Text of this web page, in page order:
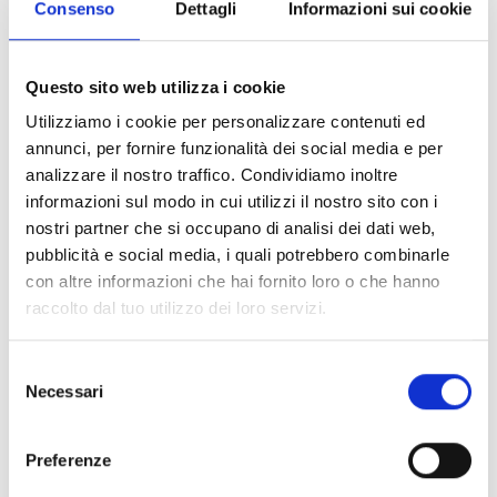
Consenso Dettagli Informazioni sui cookie
Questo sito web utilizza i cookie
Utilizziamo i cookie per personalizzare contenuti ed
annunci, per fornire funzionalità dei social media e per
analizzare il nostro traffico. Condividiamo inoltre
informazioni sul modo in cui utilizzi il nostro sito con i
nostri partner che si occupano di analisi dei dati web,
pubblicità e social media, i quali potrebbero combinarle
con altre informazioni che hai fornito loro o che hanno
raccolto dal tuo utilizzo dei loro servizi.
delNecessari
Preferenze
ECO-FILLER MAXI
FLUTE
Frequently Asked Questions – BOTTA
Offrite preventivi per imballaggi sostenibili con termini EXW, DAP o DDP?